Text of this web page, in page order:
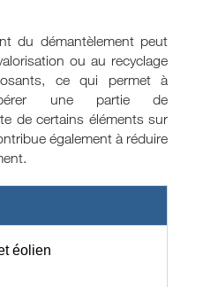
du démantèlement peut
ou au recyclage
ce qui permet à
une partie de
de certains éléments sur
également à réduire
éolien